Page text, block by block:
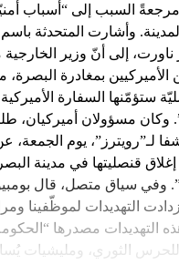
السبب إلى “أسباب
وأشارت المتحدثة
ناورت، إلى أنّ وزير الخارجية
الأميركيين بمغادرة
ستؤمّنها السفارة
مسؤولان أميركيان،
لـ”رويترز”، يوم الجمعة،
قنصليتها في مدينة
وفي سياق متصل، قال
التهديدات لموظّفينا
التهديدات مصدرها “الحكومة
للحرس الثوري، ومليشيات